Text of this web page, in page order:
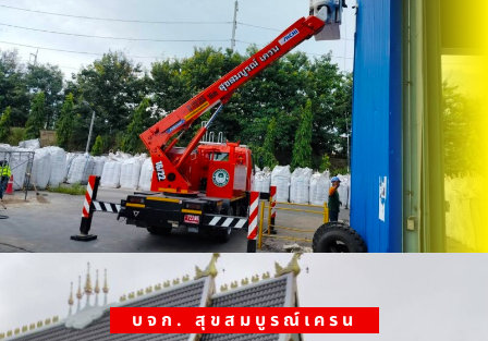
บจก. สุขสมบูรณ์เครน